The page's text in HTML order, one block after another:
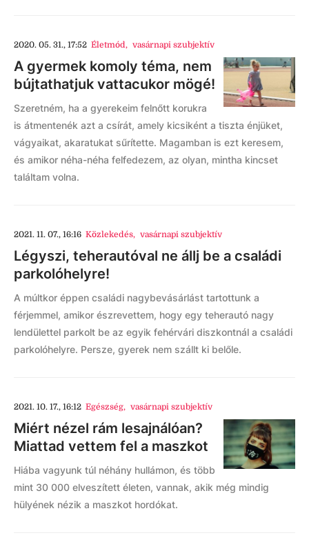
2020. 05. 31., 17:52 Életmód, vasárnapi szubjektív
A gyermek komoly téma, nem
bújtathatjuk vattacukor mögé!
Szeretném, ha a gyerekeim felnőtt korukra
is átmentenék azt a csírát, amely kicsiként a tiszta énjüket,
vágyaikat, akaratukat sűrítette. Magamban is ezt keresem,
és amikor néha-néha felfedezem, az olyan, mintha kincset
találtam volna.
2021. 11. 07., 16:16 Közlekedés, vasárnapi szubjektív
Légyszi, teherautóval ne állj be a családi
parkolóhelyre!
A múltkor éppen családi nagybevásárlást tartottunk a
férjemmel, amikor észrevettem, hogy egy teherautó nagy
lendülettel parkolt be az egyik fehérvári diszkontnál a családi
parkolóhelyre. Persze, gyerek nem szállt ki belőle.
2021. 10. 17., 16:12 Egészség, vasárnapi szubjektív
Miért nézel rám lesajnálóan?
Miattad vettem fel a maszkot
Hiába vagyunk túl néhány hullámon, és több
mint 30 000 elveszített életen, vannak, akik még mindig
hülyének nézik a maszkot hordókat.